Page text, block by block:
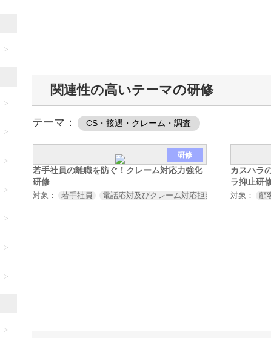
関連性の高いテーマの研修
テーマ： CS・接遇・クレーム・調査
研修
若手社員の離職を防ぐ！クレーム対応力強化
研修
対象： 若手社員 電話応対及びクレーム対応担当者
カスハラ
ラ抑止研
対象： 顧